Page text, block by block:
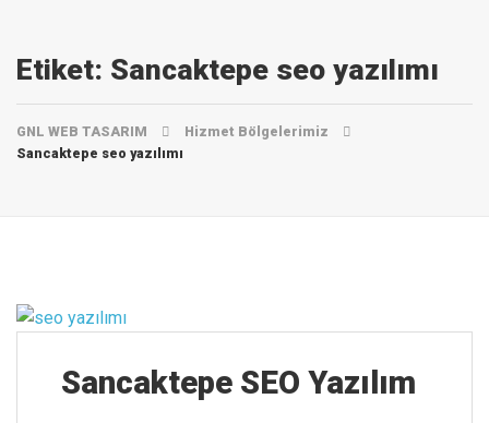
Etiket: Sancaktepe seo yazılımı
GNL WEB TASARIM
Hizmet Bölgelerimiz
Sancaktepe seo yazılımı
Sancaktepe SEO Yazılım